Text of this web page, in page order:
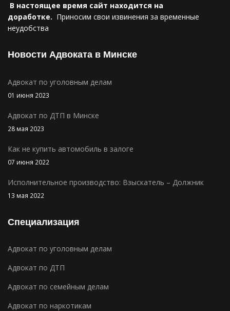
В настоящее время сайт находится на
доработке. Приносим свои извинения за временные
неудобства
Новости Адвоката в Минске
Адвокат по уголовным делам
01 июня 2023
Адвокат по ДТП в Минске
28 мая 2023
Как не купить автомобиль в залоге
07 июня 2022
Исполнительное производство: Взыскатель – Должник
13 мая 2022
Специализация
Адвокат по уголовным делам
Адвокат по ДТП
Адвокат по семейным делам
Адвокат по наркотикам